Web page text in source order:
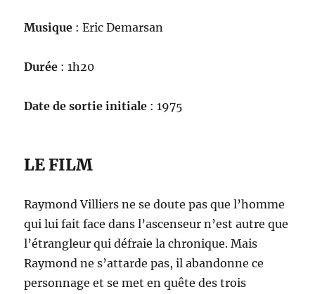
Musique : Eric Demarsan
Durée : 1h20
Date de sortie initiale : 1975
LE FILM
Raymond Villiers ne se doute pas que l’homme
qui lui fait face dans l’ascenseur n’est autre que
l’étrangleur qui défraie la chronique. Mais
Raymond ne s’attarde pas, il abandonne ce
personnage et se met en quête des trois